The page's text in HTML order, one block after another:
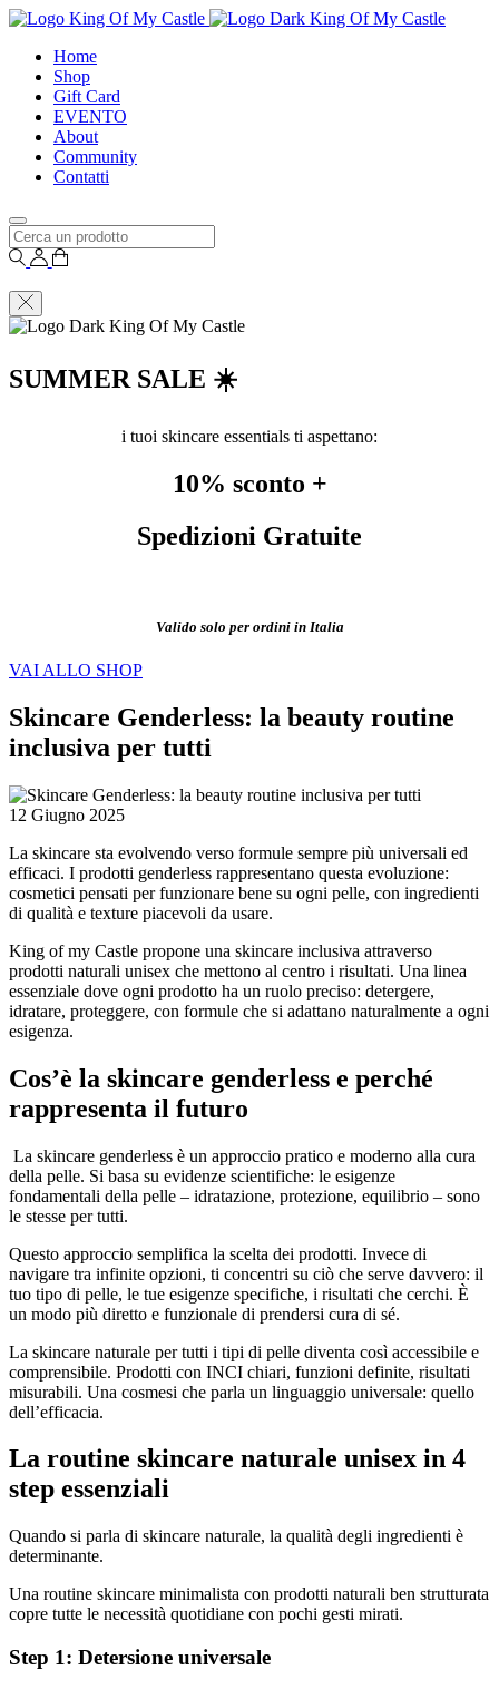
Home
Shop
Gift Card
EVENTO
About
Community
Contatti
SUMMER SALE ☀️
i tuoi skincare essentials ti aspettano:
10% sconto +
Spedizioni Gratuite
Valido solo per ordini in Italia
VAI ALLO SHOP
Skincare Genderless: la beauty routine
inclusiva per tutti
12 Giugno 2025
La skincare sta evolvendo verso formule sempre più universali ed
efficaci. I prodotti genderless rappresentano questa evoluzione:
cosmetici pensati per funzionare bene su ogni pelle, con ingredienti
di qualità e texture piacevoli da usare.
King of my Castle propone una skincare inclusiva attraverso
prodotti naturali unisex che mettono al centro i risultati. Una linea
essenziale dove ogni prodotto ha un ruolo preciso: detergere,
idratare, proteggere, con formule che si adattano naturalmente a ogni
esigenza.
Cos’è la skincare genderless e perché
rappresenta il futuro
La skincare genderless è un approccio pratico e moderno alla cura
della pelle. Si basa su evidenze scientifiche: le esigenze
fondamentali della pelle – idratazione, protezione, equilibrio – sono
le stesse per tutti.
Questo approccio semplifica la scelta dei prodotti. Invece di
navigare tra infinite opzioni, ti concentri su ciò che serve davvero: il
tuo tipo di pelle, le tue esigenze specifiche, i risultati che cerchi. È
un modo più diretto e funzionale di prendersi cura di sé.
La skincare naturale per tutti i tipi di pelle diventa così accessibile e
comprensibile. Prodotti con INCI chiari, funzioni definite, risultati
misurabili. Una cosmesi che parla un linguaggio universale: quello
dell’efficacia.
La routine skincare naturale unisex in 4
step essenziali
Quando si parla di skincare naturale, la qualità degli ingredienti è
determinante.
Una routine skincare minimalista con prodotti naturali ben strutturata
copre tutte le necessità quotidiane con pochi gesti mirati.
Step 1: Detersione universale